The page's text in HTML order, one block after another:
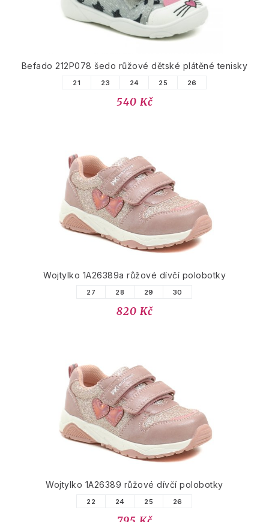
Befado 212P078 šedo růžové dětské plátěné tenisky
21 23 24 25 26
540 Kč
Wojtylko 1A26389a růžové dívčí polobotky
27 28 29 30
820 Kč
Wojtylko 1A26389 růžové dívčí polobotky
22 24 25 26